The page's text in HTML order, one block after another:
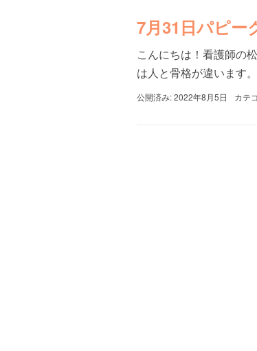
7月31日パピー
こんにちは！看護師の
は人と骨格が違います
公開済み: 2022年8月5日 カテ